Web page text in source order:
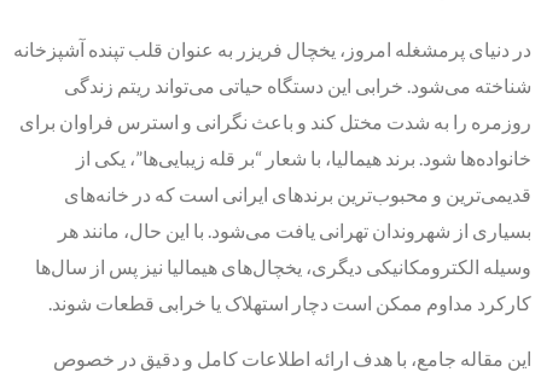
در دنیای پرمشغله امروز، یخچال فریزر به عنوان قلب تپنده آشپزخانه
شناخته می‌شود. خرابی این دستگاه حیاتی می‌تواند ریتم زندگی
روزمره را به شدت مختل کند و باعث نگرانی و استرس فراوان برای
خانواده‌ها شود. برند هیمالیا، با شعار “بر قله زیبایی‌ها”، یکی از
قدیمی‌ترین و محبوب‌ترین برندهای ایرانی است که در خانه‌های
بسیاری از شهروندان تهرانی یافت می‌شود. با این حال، مانند هر
وسیله الکترومکانیکی دیگری، یخچال‌های هیمالیا نیز پس از سال‌ها
کارکرد مداوم ممکن است دچار استهلاک یا خرابی قطعات شوند.
این مقاله جامع، با هدف ارائه اطلاعات کامل و دقیق در خصوص